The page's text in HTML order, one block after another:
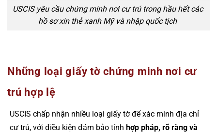
USCIS yêu cầu chứng minh nơi cư trú trong hầu hết các
hồ sơ xin thẻ xanh Mỹ và nhập quốc tịch
Những loại giấy tờ chứng minh nơi cư
trú hợp lệ
USCIS chấp nhận nhiều loại giấy tờ để xác minh địa chỉ
cư trú, với điều kiện đảm bảo tính hợp pháp, rõ ràng và